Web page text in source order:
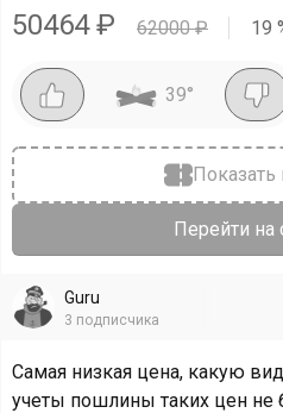
50464₽ 62000₽ 19
39°
Перейти на
Guru
3 подписчика
Самая низкая цена, какую
учеты пошлины таких цен не